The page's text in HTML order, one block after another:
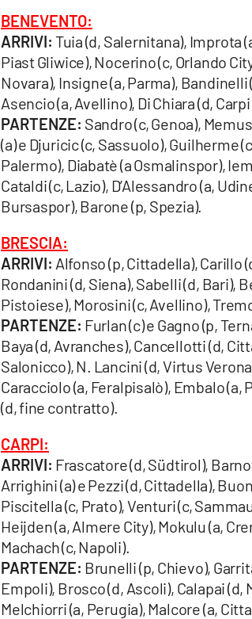
Vai
BENEVENTO:
ARRIVI: Tuia (d, Salernitana), Improta
Piast Gliwice), Nocerino (c, Orlando
Novara), Insigne (a, Parma), Bandinelli
Asencio (a, Avellino), Di Chiara (d,
PARTENZE: Sandro (c, Genoa),
(a) e Djuricic (c, Sassuolo), Guilherme
Palermo), Diabatè (a Osmalinspor),
Cataldi (c, Lazio), D’Alessandro (a,
Bursaspor), Barone (p, Spezia).
BRESCIA:
ARRIVI: Alfonso (p, Cittadella), Carillo
Rondanini (d, Siena), Sabelli (d, Bari),
Pistoiese), Morosini (c, Avellino),
PARTENZE: Furlan (c) e Gagno (p,
Baya (d, Avranches), Cancellotti (d,
Salonicco), N. Lancini (d, Virtus
Caracciolo (a, Feralpisalò), Embalo (a,
(d, fine contratto).
CARPI:
ARRIVI: Frascatore (d, Südtirol),
Arrighini (a) e Pezzi (d, Cittadella),
Piscitella (c, Prato), Venturi (c,
Heijden (a, Almere City), Mokulu (a,
Machach (c, Napoli).
PARTENZE: Brunelli (p, Chievo),
Empoli), Brosco (d, Ascoli), Calapai
Melchiorri (a, Perugia), Malcore (a,